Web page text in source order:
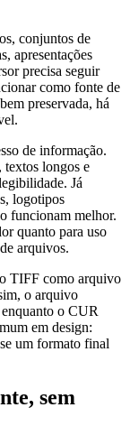
conjuntos de
apresentações
precisa seguir
como fonte de
preservada, há
de informação.
textos longos e
Já
logotipos
funcionam melhor.
quanto para uso
arquivos.
TIFF como arquivo
o arquivo
o CUR
em design:
um formato final
sem